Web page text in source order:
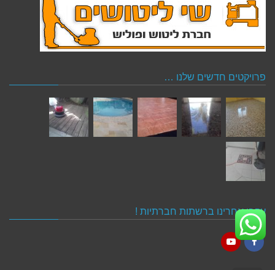
פרויקטים חדשים שלנו …
עקבו אחרינו ברשתות חברתיות !